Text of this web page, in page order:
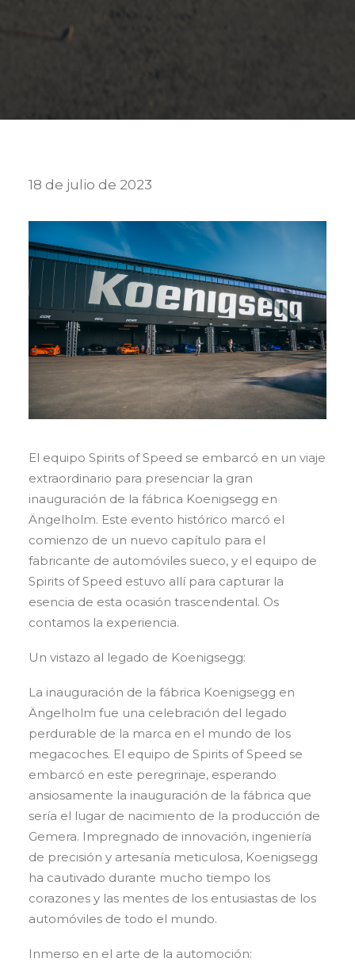
18 de julio de 2023
El equipo Spirits of Speed se embarcó en un viaje
extraordinario para presenciar la gran
inauguración de la fábrica Koenigsegg en
Ängelholm. Este evento histórico marcó el
comienzo de un nuevo capítulo para el
fabricante de automóviles sueco, y el equipo de
Spirits of Speed estuvo allí para capturar la
esencia de esta ocasión trascendental. Os
contamos la experiencia.
Un vistazo al legado de Koenigsegg:
La inauguración de la fábrica Koenigsegg en
Ängelholm fue una celebración del legado
perdurable de la marca en el mundo de los
megacoches. El equipo de Spirits of Speed se
embarcó en este peregrinaje, esperando
ansiosamente la inauguración de la fábrica que
sería el lugar de nacimiento de la producción de
Gemera. Impregnado de innovación, ingeniería
de precisión y artesanía meticulosa, Koenigsegg
ha cautivado durante mucho tiempo los
corazones y las mentes de los entusiastas de los
automóviles de todo el mundo.
Inmerso en el arte de la automoción: